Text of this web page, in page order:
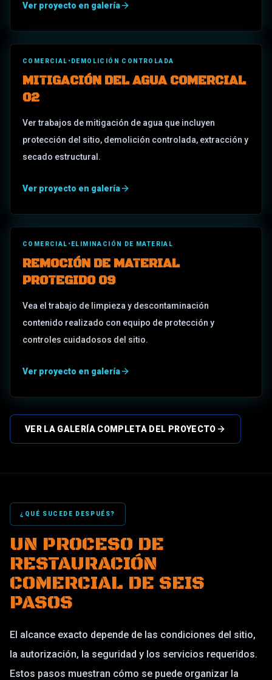
Ver proyecto en galería
COMERCIAL • DEMOLICIÓN CONTROLADA
MITIGACIÓN DEL AGUA COMERCIAL
02
Ver trabajos de mitigación de agua que incluyen
protección del sitio, demolición controlada, extracción y
secado estructural.
Ver proyecto en galería
COMERCIAL • ELIMINACIÓN DE MATERIAL
REMOCIÓN DE MATERIAL
PROTEGIDO 09
Vea el trabajo de limpieza y descontaminación
contenido realizado con equipo de protección y
controles cuidadosos del sitio.
Ver proyecto en galería
VER LA GALERÍA COMPLETA DEL PROYECTO
¿QUÉ SUCEDE DESPUÉS?
UN PROCESO DE
RESTAURACIÓN
COMERCIAL DE SEIS
PASOS
El alcance exacto depende de las condiciones del sitio,
la autorización, la seguridad y los servicios requeridos.
Estos pasos muestran cómo se puede organizar la